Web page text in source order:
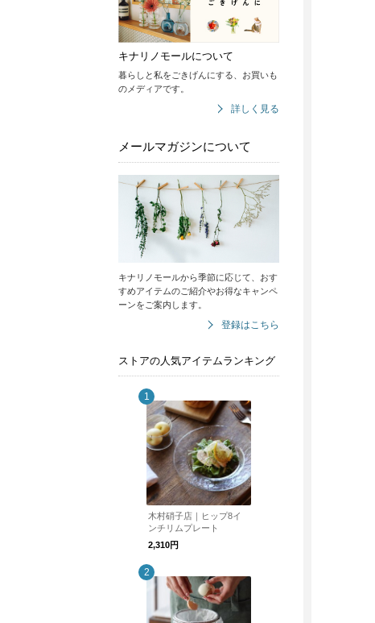
キナリノモールについて
暮らしと私をごきげんにする、お買いも
のメディアです。
詳しく見る
メールマガジンについて
キナリノモールから季節に応じて、おす
すめアイテムのご紹介やお得なキャンペ
ーンをご案内します。
登録はこちら
ストアの人気アイテムランキング
木村硝子店｜ヒップ8イ
ンチリムプレート
2,310円